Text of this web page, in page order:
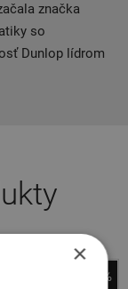
značka
so
Dunlop lídrom
-38%
×